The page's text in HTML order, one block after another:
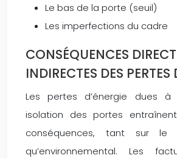
Le bas de la porte (seuil)
Les imperfections du cadre
CONSÉQUENCES
INDIRECTES DES PERTES
Les pertes d’énergie dues à
isolation des portes
conséquences, tant sur le
qu’environnemental. Les